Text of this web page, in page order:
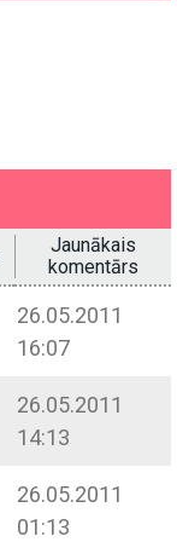
Jaunākais
komentārs
26.05.2011
16:07
26.05.2011
14:13
26.05.2011
01:13